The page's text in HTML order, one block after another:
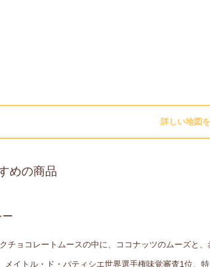
詳しい地図
めの商品
チョコレートムースの中に、ココナッツのムーズと
メイトル・ド・パティシエ世界選手権味覚審査1位、